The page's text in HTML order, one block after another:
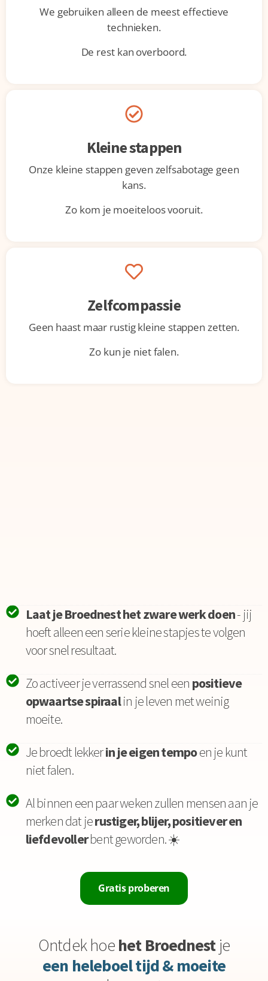
We gebruiken alleen de meest effectieve
technieken.
De rest kan overboord.
Kleine stappen
Onze kleine stappen geven zelfsabotage geen
kans.
Zo kom je moeiteloos vooruit.
Zelfcompassie
Geen haast maar rustig kleine stappen zetten.
Zo kun je niet falen.
Laat je Broednest het zware werk doen- jij
hoeft alleen een serie kleine stapjes te volgen
voor snel resultaat.
Zo activeer je verrassend snel een positieve
opwaartse spiraalin je leven met weinig
moeite.
Je broedt lekkerin je eigen tempoen je kunt
niet falen.
Al binnen een paar weken zullen mensen aan je
merken dat jerustiger, blijer, positiever en
liefdevollerbent geworden. ☀️
Gratis proberen
Ontdek hoehet Broednestje
een heleboel tijd & moeite